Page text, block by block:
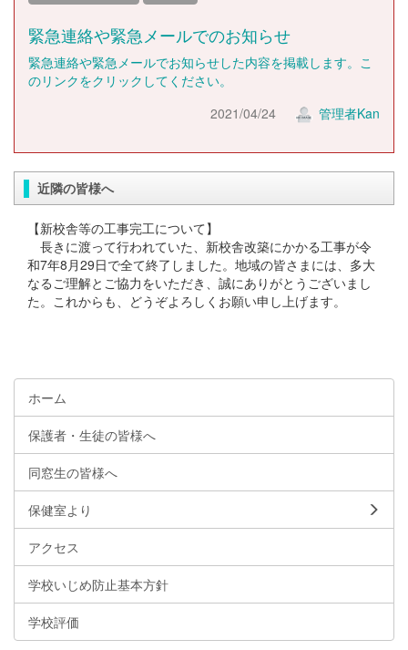
緊急連絡や緊急メールでのお知らせ
緊急連絡や緊急メールでお知らせした内容を掲載します。こ
のリンクをクリックしてください。
2021/04/24
管理者Kan
近隣の皆様へ
【新校舎等の工事完工について】
長きに渡って行われていた、新校舎改築にかかる工事が令
和7年8月29日で全て終了しました。地域の皆さまには、多大
なるご理解とご協力をいただき、誠にありがとうございまし
た。これからも、どうぞよろしくお願い申し上げます。
ホーム
保護者・生徒の皆様へ
同窓生の皆様へ
保健室より
アクセス
学校いじめ防止基本方針
学校評価